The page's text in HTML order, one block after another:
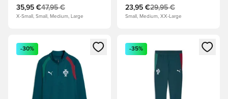
(Blu)/Blackened Blue (Blu-
nero)/Rame metallizzato
35,95 €47,95 €
X-Small, Small, Medium, Large
23,95 €29,95 €
Small, Medium, XX-Large
Apre una finestra modale per accedere o registrarsi come
-30%
Apre una finestra modale
-35%